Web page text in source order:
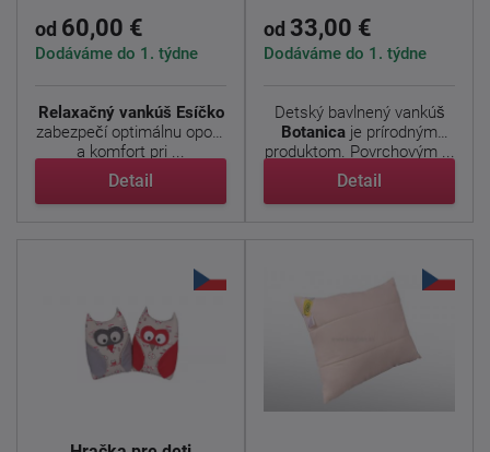
od 60,00 €
Dodáváme do 1. týdne
Relaxačný vankúš Esíčko
zabezpečí optimálnu oporu
a komfort pri ...
Detail
od 33,00 €
Dodáváme do 1. týdne
Detský bavlnený vankúš
Botanica je prírodným
produktom. Povrchovým ...
Detail